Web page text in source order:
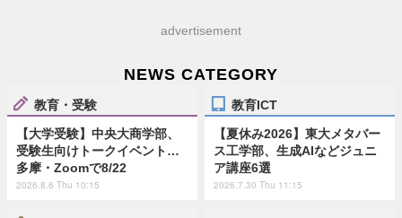
advertisement
NEWS CATEGORY
教育・受験
【大学受験】中央大商学部、
受験生向けトークイベント…
多摩・Zoomで8/22
2026.8.6 Thu 10:15
教育ICT
【夏休み2026】東大メタバー
ス工学部、生成AIなどジュニ
ア講座6選
2026.7.30 Thu 11:15